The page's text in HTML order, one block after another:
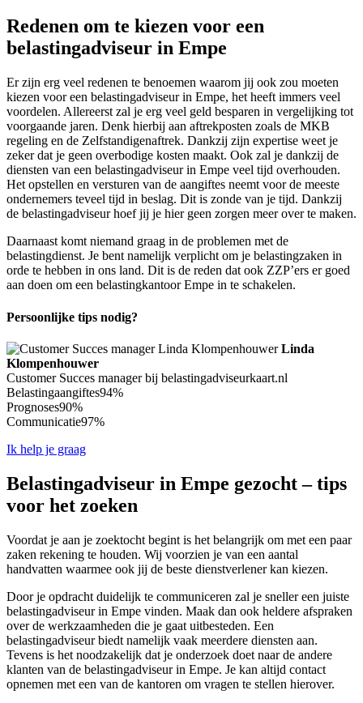
Redenen om te kiezen voor een
belastingadviseur in Empe
Er zijn erg veel redenen te benoemen waarom jij ook zou moeten
kiezen voor een belastingadviseur in Empe, het heeft immers veel
voordelen. Allereerst zal je erg veel geld besparen in vergelijking tot
voorgaande jaren. Denk hierbij aan aftrekposten zoals de MKB
regeling en de Zelfstandigenaftrek. Dankzij zijn expertise weet je
zeker dat je geen overbodige kosten maakt. Ook zal je dankzij de
diensten van een belastingadviseur in Empe veel tijd overhouden.
Het opstellen en versturen van de aangiftes neemt voor de meeste
ondernemers teveel tijd in beslag. Dit is zonde van je tijd. Dankzij
de belastingadviseur hoef jij je hier geen zorgen meer over te maken.
Daarnaast komt niemand graag in de problemen met de
belastingdienst. Je bent namelijk verplicht om je belastingzaken in
orde te hebben in ons land. Dit is de reden dat ook ZZP’ers er goed
aan doen om een belastingkantoor Empe in te schakelen.
Persoonlijke tips nodig?
Linda
Klompenhouwer
Customer Succes manager bij belastingadviseurkaart.nl
Belastingaangiftes94%
Prognoses90%
Communicatie97%
Ik help je graag
Belastingadviseur in Empe gezocht – tips
voor het zoeken
Voordat je aan je zoektocht begint is het belangrijk om met een paar
zaken rekening te houden. Wij voorzien je van een aantal
handvatten waarmee ook jij de beste dienstverlener kan kiezen.
Door je opdracht duidelijk te communiceren zal je sneller een juiste
belastingadviseur in Empe vinden. Maak dan ook heldere afspraken
over de werkzaamheden die je gaat uitbesteden. Een
belastingadviseur biedt namelijk vaak meerdere diensten aan.
Tevens is het noodzakelijk dat je onderzoek doet naar de andere
klanten van de belastingadviseur in Empe. Je kan altijd contact
opnemen met een van de kantoren om vragen te stellen hierover.